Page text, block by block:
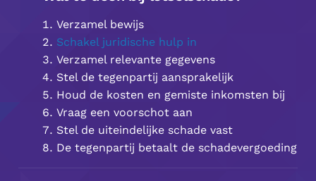
Verzamel bewijs
Schakel juridische hulp in
Verzamel relevante gegevens
Stel de tegenpartij aansprakelijk
Houd de kosten en gemiste inkomsten bij
Vraag een voorschot aan
Stel de uiteindelijke schade vast
De tegenpartij betaalt de schadevergoeding